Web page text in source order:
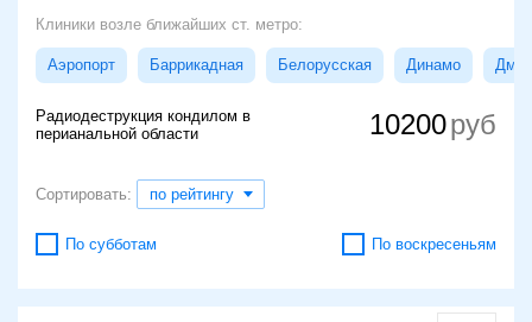
Клиники возле ближайших ст. метро:
Аэропорт Баррикадная Белорусская Динамо
Радиодеструкция кондилом в
перианальной области
10200
Сортировать: по рейтингу
По субботам По воскресеньям